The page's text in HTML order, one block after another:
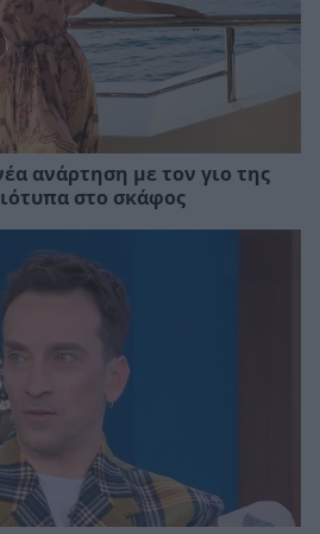
ανάρτηση με τον γιο της
στο σκάφος